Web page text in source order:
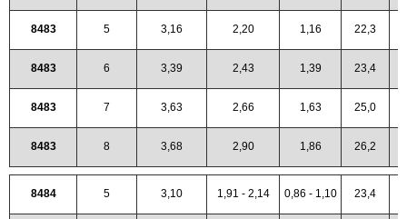
8483 5 3,16 2,20 1,16 22,3
8483 6 3,39 2,43 1,39 23,4
8483 7 3,63 2,66 1,63 25,0
8483 8 3,68 2,90 1,86 26,2
8484 5 3,10 1,91 - 2,14 0,86 - 1,10 23,4